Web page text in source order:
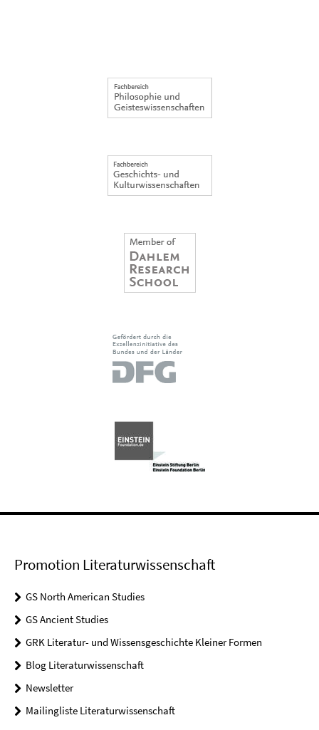
Promotion Literaturwissenschaft
GS North American Studies
GS Ancient Studies
GRK Literatur- und Wissensgeschichte Kleiner Formen
Blog Literaturwissenschaft
Newsletter
Mailingliste Literaturwissenschaft